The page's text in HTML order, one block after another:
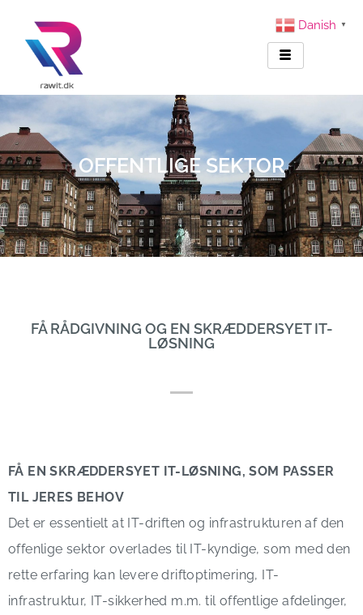
OFFENTLIGE SEKTOR
FÅ RÅDGIVNING OG EN SKRÆDDERSYET IT-
LØSNING
FÅ EN SKRÆDDERSYET IT-LØSNING, SOM PASSER
TIL JERES BEHOV
Det er essentielt at IT-driften og infrastrukturen af den
offenlige sektor overlades til IT-kyndige, som med den
rette erfaring kan levere driftoptimering, IT-
infrastruktur, IT-sikkerhed m.m. til offentlige afdelinger,
Danish ▼